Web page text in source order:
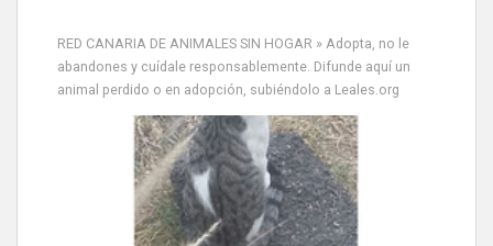
RED CANARIA DE ANIMALES SIN HOGAR » Adopta, no le
abandones y cuídale responsablemente. Difunde aquí un
animal perdido o en adopción, subiéndolo a Leales.org